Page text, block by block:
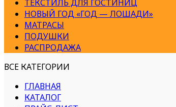
ТЕКСТИЛЬ ДЛЯ ГОСТИНИЦ
НОВЫЙ ГОД «ГОД — ЛОШАДИ»
МАТРАСЫ
ПОДУШКИ
РАСПРОДАЖА
ВСЕ КАТЕГОРИИ
ГЛАВНАЯ
КАТАЛОГ